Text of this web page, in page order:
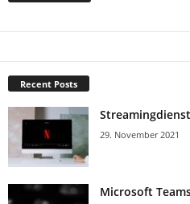
Recent Posts
29. November 2021
Microsoft